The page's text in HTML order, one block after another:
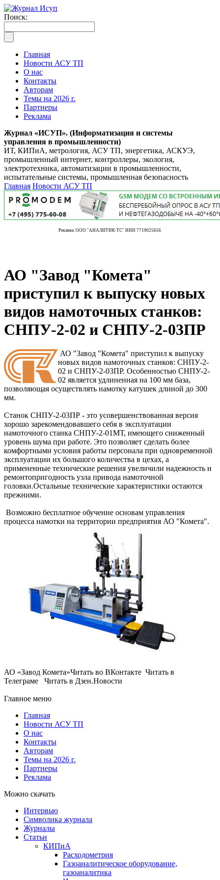
Поиск:
Главная
Новости АСУ ТП
О нас
Контакты
Авторам
Темы на 2026 г.
Партнеры
Реклама
Журнал «ИСУП». (Информатизация и системы
управления в промышленности)
ИТ, КИПиА, метрология, АСУ ТП, энергетика, АСКУЭ,
промышленный интернет, контроллеры, экология,
электротехника, автоматизации в промышленности,
испытательные системы, промышленная безопасность
Главная Новости АСУ ТП
Реклама. ООО "АНАЛИТИК-ТС" ИНН 7719025656
АО "Завод "Комета"
приступил к выпуску новых
видов намоточных станков:
СНПУ-2-02 и СНПУ-2-03ПР
АО "Завод "Комета" приступил к выпуску
новых видов намоточных станков: СНПУ-2-
02 и СНПУ-2-03ПР. Особенностью СНПУ-2-
02 является удлиненная на 100 мм база,
позволяющая осуществлять намотку катушек длиной до 300
мм.
Станок СНПУ-2-03ПР - это усовершенствованная версия
хорошо зарекомендовавшего себя в эксплуатации
намоточного станка СНПУ-2-01МТ, имеющего сниженный
уровень шума при работе. Это позволяет сделать более
комфортными условия работы персонала при одновременной
эксплуатации их большого количества в цехах, а
примененные технические решения увеличили надежность и
ремонтопригодность узла привода намоточной
головки.Остальные технические характеристики остаются
прежними.
Возможно бесплатное обучение основам управления
процесса намотки на территории предприятия АО "Комета".
АО «Завод Комета»Читать во ВКонтакте Читать в
Телеграме Читать в Дзен.Новости
Главное меню
Главная
Новости АСУ ТП
О нас
Контакты
Авторам
Темы на 2026 г.
Партнеры
Реклама
Можно скачать
Интервью
Символика журнала
Журналы
Статьи
КИПиА
Расходометрия
Газоаналитическое оборудование,
газоаналитика